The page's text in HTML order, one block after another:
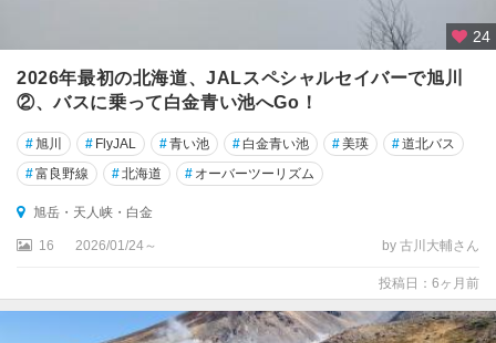
・
留
萌
・
岩
見
内
24
2026年最初の北海道、JALスペシャルセイバーで旭川
②、バスに乗って白金青い池へGo！
#旭川 # FlyJAL #青い池 # 白金青い池 #美瑛 #道北バス
#富良野線 #北海道 # オーバーツーリズム
旭岳・天人峡・白金
16 2026/01/24～ by 古川大輔さん
投稿日：6ヶ月前